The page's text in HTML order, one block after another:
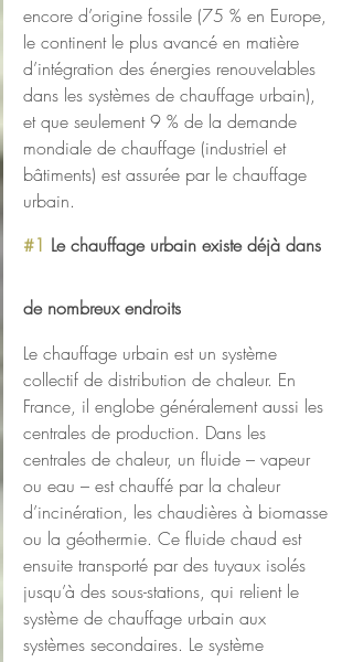
encore d’origine fossile (75 % en Europe,
le continent le plus avancé en matière
d’intégration des énergies renouvelables
dans les systèmes de chauffage urbain),
et que seulement 9 % de la demande
mondiale de chauffage (industriel et
bâtiments) est assurée par le chauffage
urbain.
#1 Le chauffage urbain existe déjà dans
de nombreux endroits
Le chauffage urbain est un système
collectif de distribution de chaleur. En
France, il englobe généralement aussi les
centrales de production. Dans les
centrales de chaleur, un fluide – vapeur
ou eau – est chauffé par la chaleur
d’incinération, les chaudières à biomasse
ou la géothermie. Ce fluide chaud est
ensuite transporté par des tuyaux isolés
jusqu’à des sous-stations, qui relient le
système de chauffage urbain aux
systèmes secondaires. Le système